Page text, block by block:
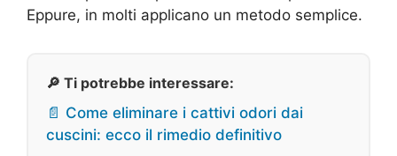
Eppure, in molti applicano un metodo semplice.
🔎 Ti potrebbe interessare:
📄 Come eliminare i cattivi odori dai
cuscini: ecco il rimedio definitivo